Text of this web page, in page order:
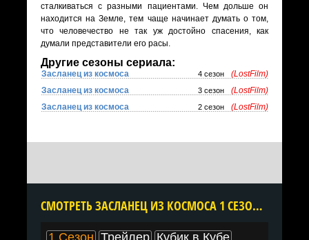
сталкиваться с разными пациентами. Чем дольше он
находится на Земле, тем чаще начинает думать о том,
что человечество не так уж достойно спасения, как
думали представители его расы.
Другие сезоны сериала:
Засланец из космоса 4 сезон
(LostFilm)
Засланец из космоса
3 сезон
(LostFilm)
Засланец из космоса
2 сезон (LostFilm)
CМОТРЕТЬ ЗАСЛАНЕЦ ИЗ КОСМОСА 1 СЕЗОН ОНЛАЙН В ХОРОШЕМ КАЧЕСТВЕ ВСЕ СЕРИИ ПОДРЯД БЕСПЛАТНО